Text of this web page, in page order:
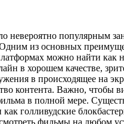
популярным
из основных
можно найти как
в хорошем качестве,
в происходящее на
контента. Важно, чтобы
в полной мере.
голливудские